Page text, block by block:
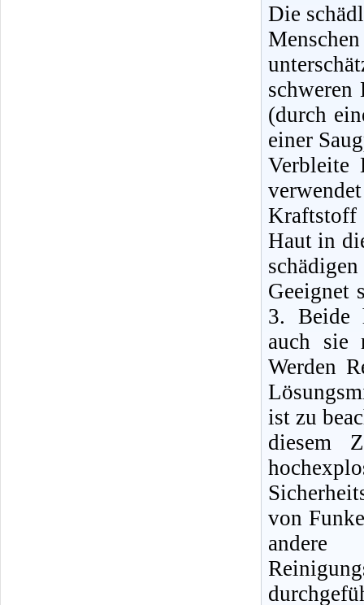
Die
(durch
einer
Verbleite
Haut in
Geeignet
3. Beide
auch sie
Werden
ist zu
diesem
von